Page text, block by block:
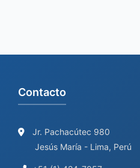
Contacto
Jr. Pachacútec 980
Jesús María - Lima, Perú